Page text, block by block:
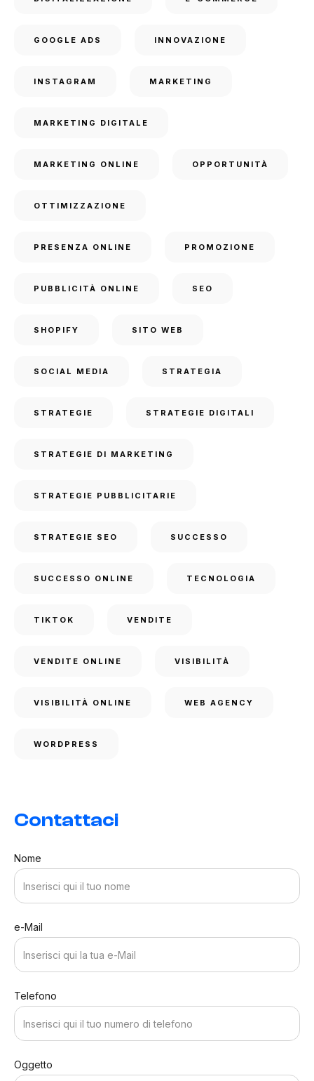
GOOGLE ADS INNOVAZIONE
INSTAGRAM MARKETING
MARKETING DIGITALE
MARKETING ONLINE OPPORTUNITÀ
OTTIMIZZAZIONE
PRESENZA ONLINE PROMOZIONE
PUBBLICITÀ ONLINE SEO
SHOPIFY SITO WEB
SOCIAL MEDIA STRATEGIA
STRATEGIE STRATEGIE DIGITALI
STRATEGIE DI MARKETING
STRATEGIE PUBBLICITARIE
STRATEGIE SEO SUCCESSO
SUCCESSO ONLINE TECNOLOGIA
TIKTOK VENDITE
VENDITE ONLINE VISIBILITÀ
VISIBILITÀ ONLINE WEB AGENCY
WORDPRESS
Contattaci
Nome
e-Mail
Telefono
Oggetto